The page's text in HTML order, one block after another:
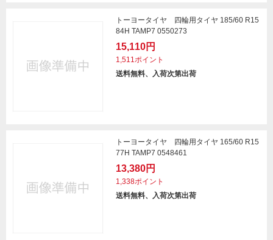
トーヨータイヤ 四輪用タイヤ 185/60 R15
84H TAMP7 0550273
15,110円
1,511ポイント
送料無料、入荷次第出荷
トーヨータイヤ 四輪用タイヤ 165/60 R15
77H TAMP7 0548461
13,380円
1,338ポイント
送料無料、入荷次第出荷